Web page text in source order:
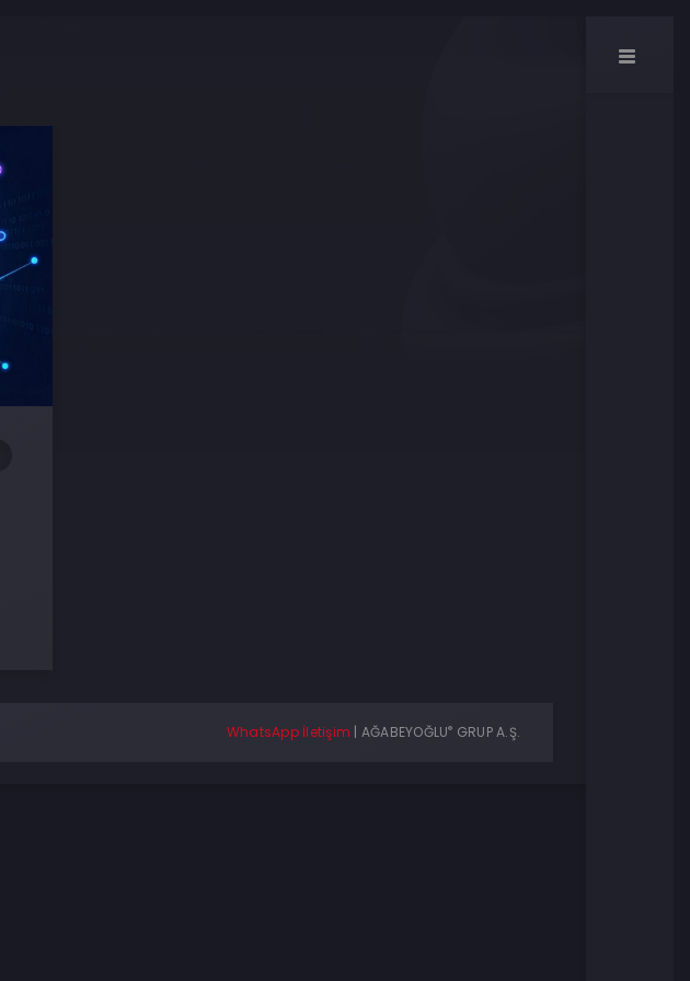
WhatsApp İletişim | AĞABEYOĞLU® GRUP A.Ş.